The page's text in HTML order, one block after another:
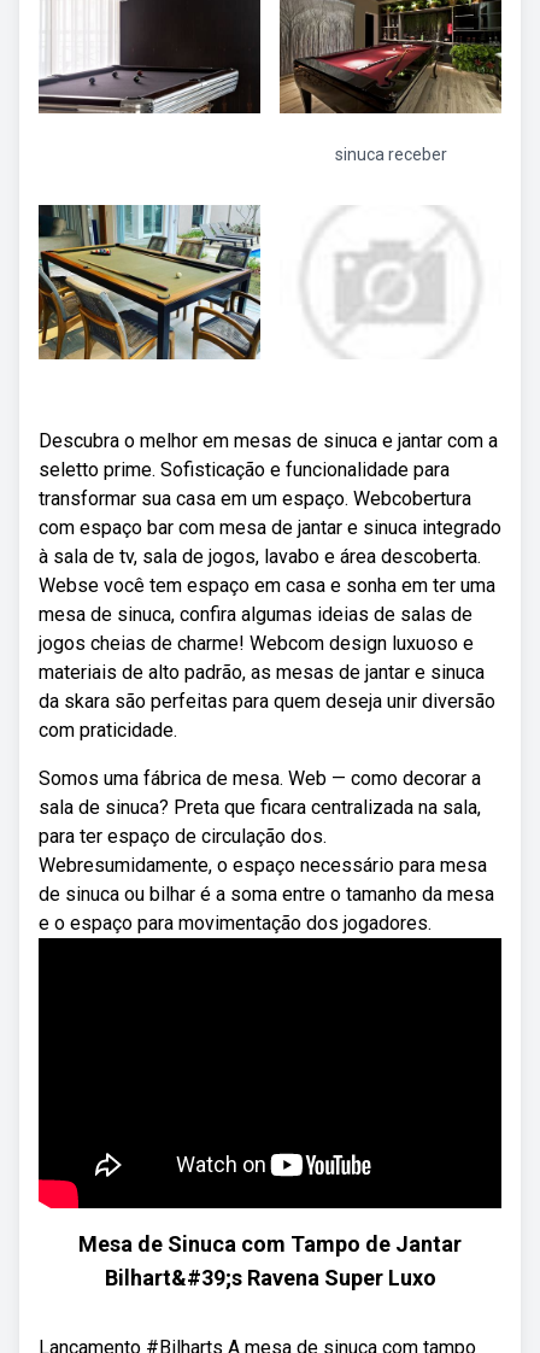
sinuca receber
Descubra o melhor em mesas de sinuca e jantar com a
seletto prime. Sofisticação e funcionalidade para
transformar sua casa em um espaço. Webcobertura
com espaço bar com mesa de jantar e sinuca integrado
à sala de tv, sala de jogos, lavabo e área descoberta.
Webse você tem espaço em casa e sonha em ter uma
mesa de sinuca, confira algumas ideias de salas de
jogos cheias de charme! Webcom design luxuoso e
materiais de alto padrão, as mesas de jantar e sinuca
da skara são perfeitas para quem deseja unir diversão
com praticidade.
Somos uma fábrica de mesa. Web — como decorar a
sala de sinuca? Preta que ficara centralizada na sala,
para ter espaço de circulação dos.
Webresumidamente, o espaço necessário para mesa
de sinuca ou bilhar é a soma entre o tamanho da mesa
e o espaço para movimentação dos jogadores.
Mesa de Sinuca com Tampo de Jantar
Bilhart&#39;s Ravena Super Luxo
Lançamento #Bilharts A mesa de sinuca com tampo